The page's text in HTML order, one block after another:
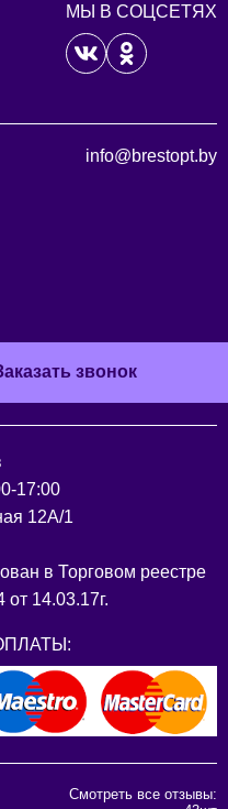
МЫ В СОЦСЕТЯХ
info@brestopt.by
звонок
17:00
12А/1
в Торговом реестре
14.03.17г.
Смотреть все отзывы: